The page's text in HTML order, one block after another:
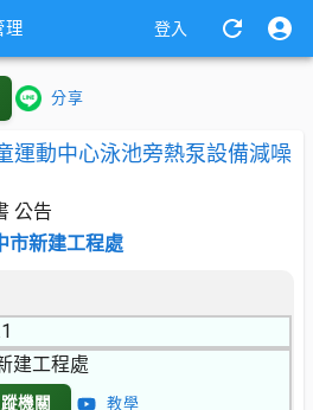
理 登入
分享
運動中心泳池旁熱泵設備減噪
公告
市新建工程處
建工程處
機關 教學